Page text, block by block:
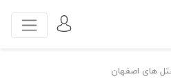
های اصفهان